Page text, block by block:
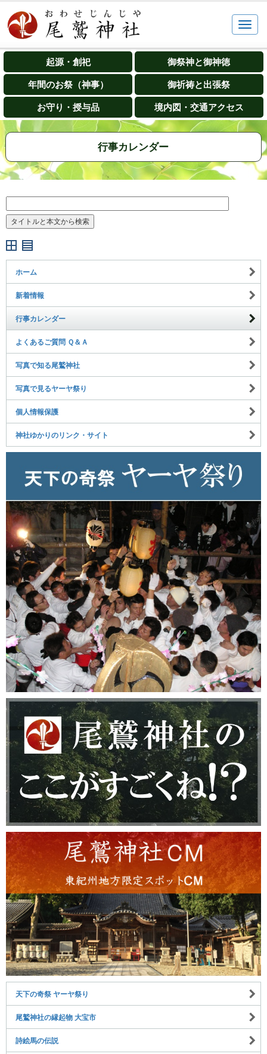
起源・創祀 御祭神と御神徳
年間のお祭（神事） 御祈祷と出張祭
お守り・授与品 境内図・交通アクセス
行事カレンダー
ホーム
新着情報
行事カレンダー
よくあるご質問 Ｑ＆Ａ
写真で知る尾鷲神社
写真で見るヤーヤ祭り
個人情報保護
神社ゆかりのリンク・サイト
天下の奇祭 ヤーヤ祭り
尾鷲神社の縁起物 大宝市
詩絵馬の伝説